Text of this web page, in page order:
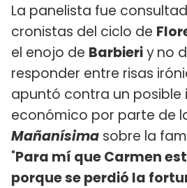
La panelista fue
cronistas del ciclo de
el enojo de Barbieriyno
responder entre risas
apuntó contra un posible
económico por parte de
Mañanísima sobre la
"Para mí que Carmen
porque se perdió la